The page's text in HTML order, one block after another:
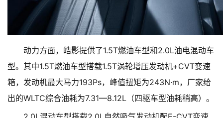
动力方面，皓影提供了1.5T燃油车型和2.0L油电混动车
型。其中1.5T燃油车型搭载1.5T涡轮增压发动机+CVT变速
箱，发动机最大马力193Ps，峰值扭矩为243N·m，厂家给
出的WLTC综合油耗为7.31—8.12L（四驱车型油耗稍高）。